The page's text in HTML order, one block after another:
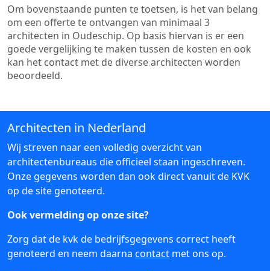
Om bovenstaande punten te toetsen, is het van belang
om een offerte te ontvangen van minimaal 3
architecten in Oudeschip. Op basis hiervan is er een
goede vergelijking te maken tussen de kosten en ook
kan het contact met de diverse architecten worden
beoordeeld.
Architecten in Nederland
Wij streven naar een volledig overzicht van
architectenbureaus die officieel staan ingeschreven.
Onze gegevens worden dan ook direct vanuit de KVK
op de site genoteerd.
Ook vermelding op onze site?
Zorg dat de kvk de bedrijfsgegevens correct heeft
genoteerd en neem daarna contact met ons op.